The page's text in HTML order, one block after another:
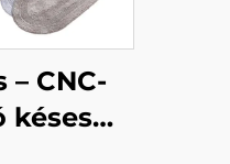
– CNC-
késes